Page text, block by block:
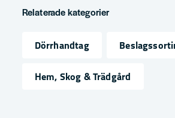
Fråga oss något om denna produkten...
Namn
Relaterade kategorier
Dörrhandtag
Hem, Skog & Trädgård